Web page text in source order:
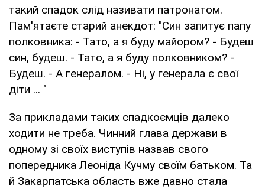
такий спадок слід називати патронатом.
Пам'ятаєте старий анекдот: "Син запитує папу
полковника: - Тато, а я буду майором? - Будеш
син, будеш. - Тато, а я буду полковником? -
Будеш. - А генералом. - Ні, у генерала є свої
діти ... "
За прикладами таких спадкоємців далеко
ходити не треба. Чинний глава держави в
одному зі своїх виступів назвав свого
попередника Леоніда Кучму своїм батьком. Та
й Закарпатська область вже давно стала